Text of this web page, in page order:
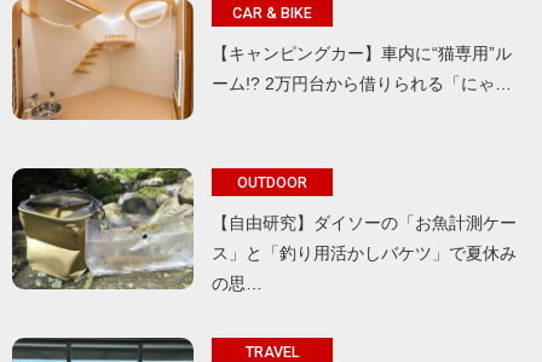
CAR & BIKE
【キャンピングカー】車内に“猫専用”ル
ーム!? 2万円台から借りられる「にゃ…
OUTDOOR
【自由研究】ダイソーの「お魚計測ケー
ス」と「釣り用活かしバケツ」で夏休み
の思…
TRAVEL